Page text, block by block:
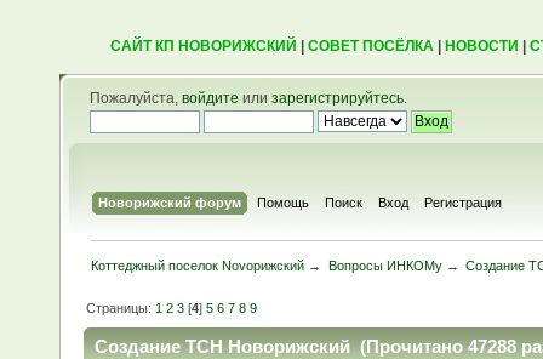
САЙТ КП НОВОРИЖСКИЙ СОВЕТ ПОСЁЛКА| НОВОСТИ
Пожалуйста, войдите или зарегистрируйтесь.
Новорижский форум Помощь Поиск Вход Регистрация
Коттеджный поселок Novoрижский → Вопросы ИНКОМу→ Создание
Страницы:1 2 3 [4]5 6 7 8 9
Создание ТСН Новорижский (Прочитано 47288